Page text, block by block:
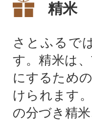
精米
さとふるで
す。精米は
にするため
けられます
の分づき精